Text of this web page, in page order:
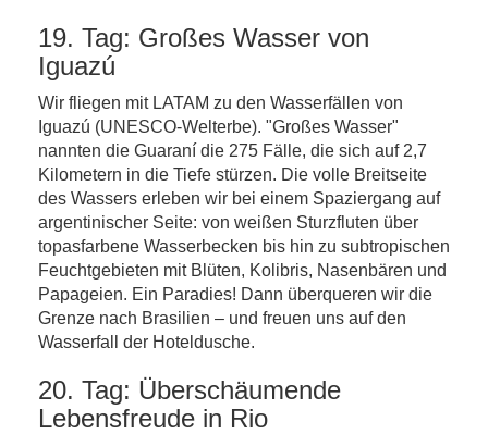
19. Tag: Großes Wasser von
Iguazú
Wir fliegen mit LATAM zu den Wasserfällen von
Iguazú (UNESCO-Welterbe). "Großes Wasser"
nannten die Guaraní die 275 Fälle, die sich auf 2,7
Kilometern in die Tiefe stürzen. Die volle Breitseite
des Wassers erleben wir bei einem Spaziergang auf
argentinischer Seite: von weißen Sturzfluten über
topasfarbene Wasserbecken bis hin zu subtropischen
Feuchtgebieten mit Blüten, Kolibris, Nasenbären und
Papageien. Ein Paradies! Dann überqueren wir die
Grenze nach Brasilien – und freuen uns auf den
Wasserfall der Hoteldusche.
20. Tag: Überschäumende
Lebensfreude in Rio